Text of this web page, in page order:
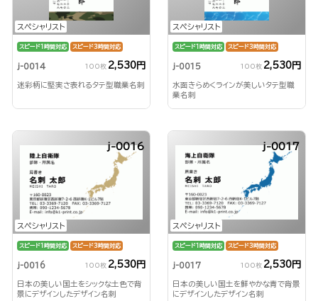
スペシャリスト
スピード1時間対応 スピード3時間対応
j-0014 100枚 2,530円
迷彩柄に堅実さ表れるタテ型職業名刺
スペシャリスト
スピード1時間対応 スピード3時間対応
j-0015 100枚 2,530円
水面きらめくラインが美しいタテ型職
業名刺
スペシャリスト
j-0016
スピード1時間対応 スピード3時間対応
j-0016 100枚 2,530円
日本の美しい国土をシックな土色で背
景にデザインしたデザイン名刺
スペシャリスト
j-0017
スピード1時間対応 スピード3時間対応
j-0017 100枚 2,530円
日本の美しい国土を鮮やかな青で背景
にデザインしたデザイン名刺